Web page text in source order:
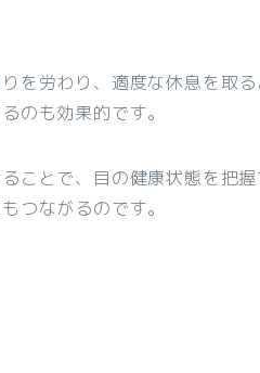
を労わり、適度な休息を取
のも効果的です。
ことで、目の健康状態を把
つながるのです。